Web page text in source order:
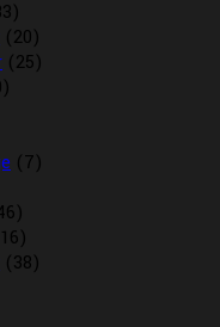
(20)
(25)
(7)
(38)